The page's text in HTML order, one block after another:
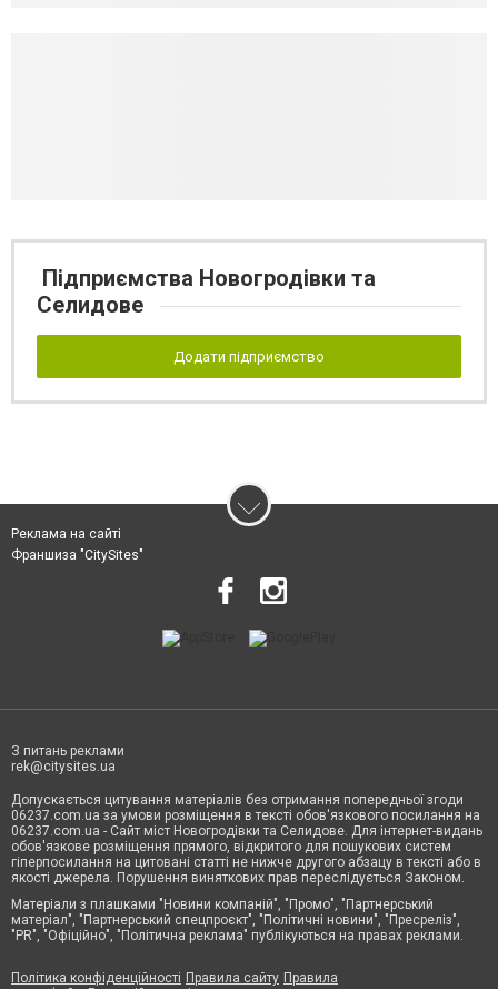
Підприємства Новогродівки та
Селидове
Додати підприємство
Реклама на сайті
Франшиза "CitySites"
З питань реклами
rek@citysites.ua
Допускається цитування матеріалів без отримання попередньої згоди
06237.com.ua за умови розміщення в тексті обов'язкового посилання на
06237.com.ua - Сайт міст Новогродівки та Селидове. Для інтернет-видань
обов'язкове розміщення прямого, відкритого для пошукових систем
гіперпосилання на цитовані статті не нижче другого абзацу в тексті або в
якості джерела. Порушення виняткових прав переслідується Законом.
Матеріали з плашками "Новини компаній", "Промо", "Партнерський
матеріал", "Партнерський спецпроєкт", "Політичні новини", "Пресреліз",
"PR", "Офіційно", "Політична реклама" публікуються на правах реклами.
Політика конфіденційності Правила сайту Правила